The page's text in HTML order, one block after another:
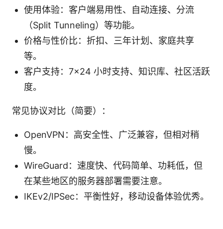
使用体验：客户端易用性、自动连接、分流
（Split Tunneling）等功能。
价格与性价比：折扣、三年计划、家庭共享
等。
客户支持：7×24 小时支持、知识库、社区活跃
度。
常见协议对比（简要）：
OpenVPN：高安全性、广泛兼容，但相对稍
慢。
WireGuard：速度快、代码简单、功耗低，但
在某些地区的服务器部署需要注意。
IKEv2/IPSec：平衡性好，移动设备体验优秀。